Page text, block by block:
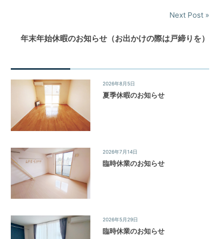
シ
Next Post
年末年始休暇のお知らせ（お出かけの際は戸締りを）
2026年8月5日
夏季休暇のお知らせ
2026年7月14日
臨時休業のお知らせ
2026年5月29日
臨時休業のお知らせ